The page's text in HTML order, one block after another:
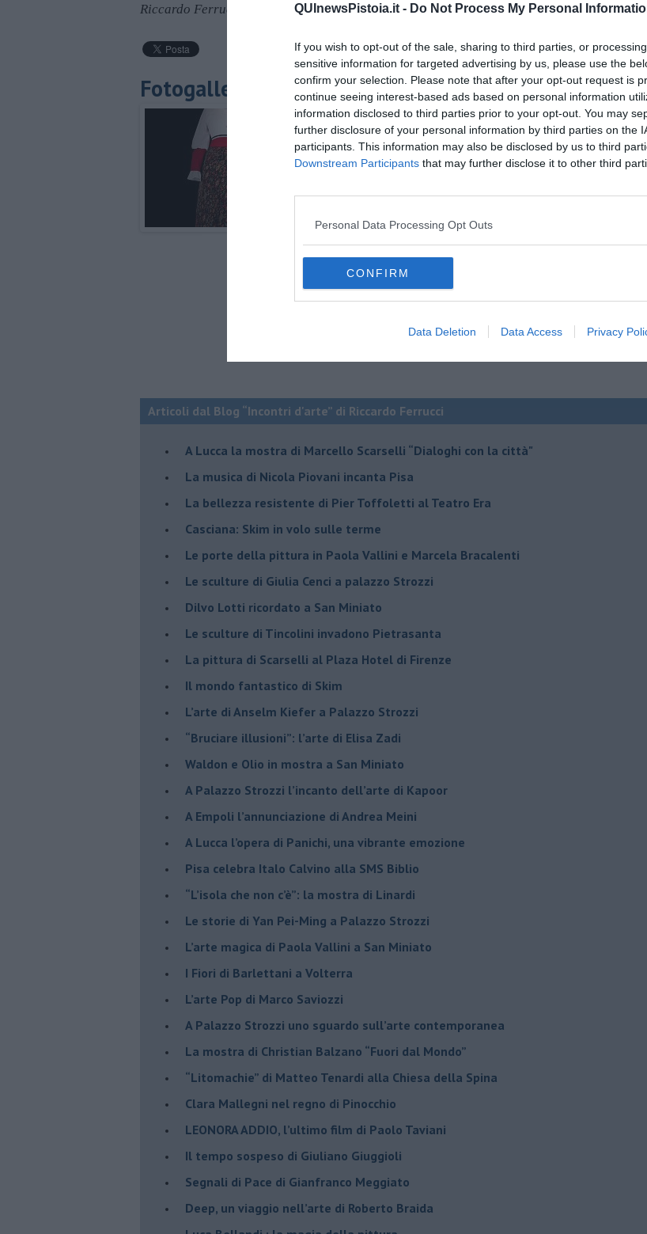
QUInewsPistoia.it - Do Not Process My Personal
If you wish to opt-out of the sale, sharing to third parties, or
sensitive information for targeted advertising by us, please use the
confirm your selection. Please note that after your opt-out request is
continue seeing interest-based ads based on personal information
information disclosed to third parties prior to your opt-out. You may
further disclosure of your personal information by third parties on the
participants. This information may also be disclosed by us to third
Downstream Participants that may further disclose it to other third
Personal Data Processing Opt Outs
CONFIRM
Data Deletion Data Access Privacy
Riccardo Ferrucci
Fotogallery
Articoli dal Blog “Incontri d'arte” di Riccardo Ferrucci
A Lucca la mostra di Marcello Scarselli “Dialoghi con la città"
​La musica di Nicola Piovani incanta Pisa
​La bellezza resistente di Pier Toffoletti al Teatro Era
​Casciana: Skim in volo sulle terme
​Le porte della pittura in Paola Vallini e Marcela Bracalenti
​Le sculture di Giulia Cenci a palazzo Strozzi
​Dilvo Lotti ricordato a San Miniato
​Le sculture di Tincolini invadono Pietrasanta
La pittura di Scarselli al Plaza Hotel di Firenze
​Il mondo fantastico di Skim
​L’arte di Anselm Kiefer a Palazzo Strozzi
​“Bruciare illusioni”: l’arte di Elisa Zadi
​Waldon e Olio in mostra a San Miniato
​A Palazzo Strozzi l’incanto dell’arte di Kapoor
​A Empoli l’annunciazione di Andrea Meini
A Lucca l’opera di Panichi, una vibrante emozione
Pisa celebra Italo Calvino alla SMS Biblio
“L’isola che non c’è”: la mostra di Linardi
​Le storie di Yan Pei-Ming a Palazzo Strozzi
​L’arte magica di Paola Vallini a San Miniato
​I Fiori di Barlettani a Volterra
​L’arte Pop di Marco Saviozzi
​A Palazzo Strozzi uno sguardo sull’arte contemporanea
La mostra di Christian Balzano “Fuori dal Mondo”
​“Litomachie” di Matteo Tenardi alla Chiesa della Spina
​Clara Mallegni nel regno di Pinocchio
​LEONORA ADDIO, l’ultimo film di Paolo Taviani
Il tempo sospeso di Giuliano Giuggioli
Segnali di Pace di Gianfranco Meggiato
​Deep, un viaggio nell’arte di Roberto Braida